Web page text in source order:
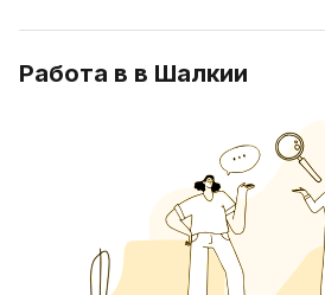
Работа в в Шалкии